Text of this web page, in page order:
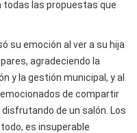
todas las propuestas que
su emoción al ver a su hija
agradeciendo la
y la gestión municipal, y al
de compartir
de un salón. Los
es insuperable